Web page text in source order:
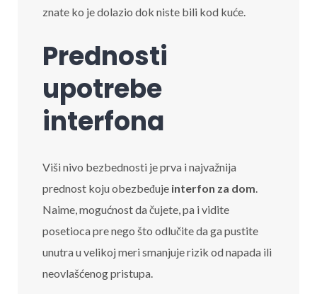
znate ko je dolazio dok niste bili kod kuće.
Prednosti
upotrebe
interfona
Viši nivo bezbednosti je prva i najvažnija
prednost koju obezbeđuje interfon za dom.
Naime, mogućnost da čujete, pa i vidite
posetioca pre nego što odlučite da ga pustite
unutra u velikoj meri smanjuje rizik od napada ili
neovlašćenog pristupa.